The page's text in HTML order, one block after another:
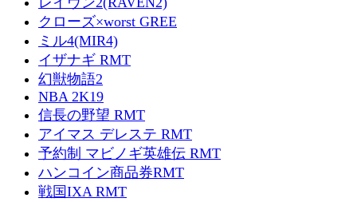
クローズ×worst GREE
ミル4(MIR4)
イザナギ RMT
幻獣物語2
NBA 2K19
信長の野望 RMT
アイマス デレステ RMT
予約制 マビノギ英雄伝 RMT
ハンコイン商品券RMT
戦国IXA RMT